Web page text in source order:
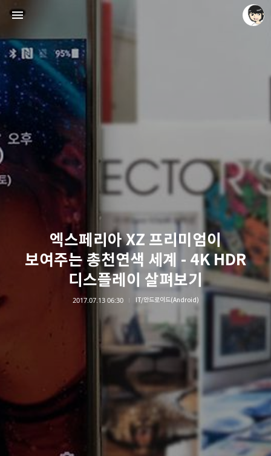
엑스페리아 XZ 프리미엄이
보여주는 총천연색 세계 - 4K HDR
디스플레이 살펴보기
2017.07.13 06:30 IT/안드로이드(Android)